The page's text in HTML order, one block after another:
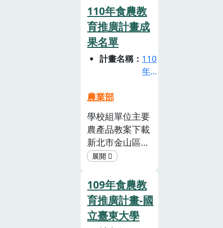
與內涵」，供參
與徵案教師掌握
食魚教育之教學
面向。相關研究
包含邵廣昭
（2010）編製
南」所提出的
「資源、漁法、
產地、食材」4
個向度；許芳萍
（2019）援引
慢食運動提倡的
形成永續食魚概
念的「資源、產
地、漁法、食
中學(國中部)雞
蛋PDF桃園市立
內壢國民中學雞
蛋PDF臺南市立
永康國民中學胡
蘿蔔PDF國立彰
PDF社會組單位
名稱品項成果簡
報國立臺東大學
糯小米PDF長庚
學校財團法人長
庚科技大學大豆
(黃豆、黑豆、
毛豆)PDF鹽水區
農會番茄PDF佳
冬鄉農會蓮霧
110年食農教
育推廣計畫成
果名單
計畫名稱
110
年
育
推
廣
徵
選
活
農業部
學校組單位主要
農產品教案下載
新北市金山區中
角國民小學金山
新豐鄉瑞興國民
小學橄欖PDF雲
林縣北港鎮朝陽
國民小學蠶豆
109年食農教
育推廣計畫-國
立臺東大學